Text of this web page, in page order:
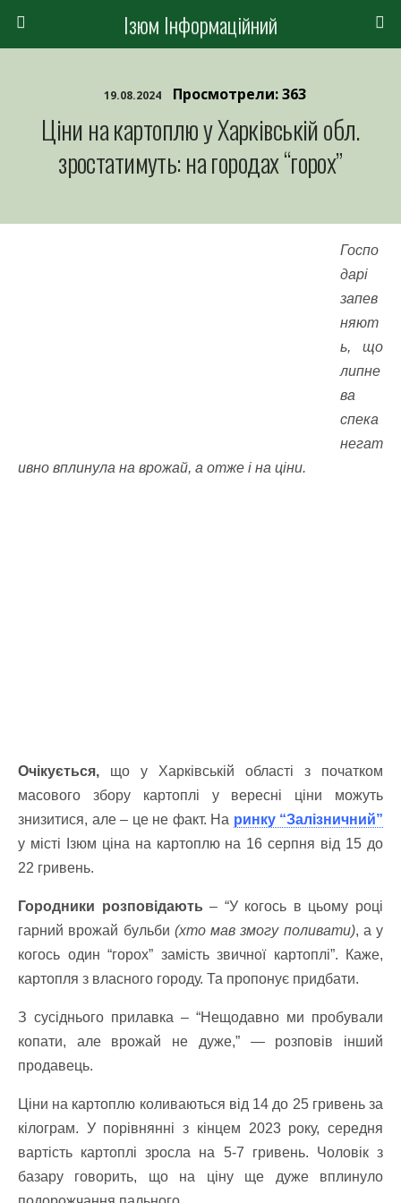
Ізюм Інформаційний
19.08.2024 Просмотрели: 363
Ціни на картоплю у Харківській обл.
зростатимуть: на городах “горох”
Госпо
дарі
запев
няют
ь, що
липне
ва
спека
негат
ивно вплинула на врожай, а отже і на ціни.
Очікується, що у Харківській області з початком
масового збору картоплі у вересні ціни можуть
знизитися, але – це не факт. На ринку “Залізничний”
у місті Ізюм ціна на картоплю на 16 серпня від 15 до
22 гривень.
Городники розповідають – “У когось в цьому році
гарний врожай бульби (хто мав змогу поливати), а у
когось один “горох” замість звичної картоплі”. Каже,
картопля з власного городу. Та пропонує придбати.
З сусіднього прилавка – “Нещодавно ми пробували
копати, але врожай не дуже,” — розповів інший
продавець.
Ціни на картоплю коливаються від 14 до 25 гривень за
кілограм. У порівнянні з кінцем 2023 року, середня
вартість картоплі зросла на 5-7 гривень. Чоловік з
базару говорить, що на ціну ще дуже вплинуло